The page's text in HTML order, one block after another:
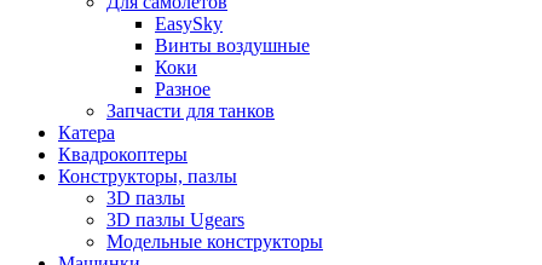
EasySky
Винты воздушные
Коки
Разное
Запчасти для танков
Катера
Квадрокоптеры
Конструкторы, пазлы
3D пазлы
3D пазлы Ugears
Модельные конструкторы